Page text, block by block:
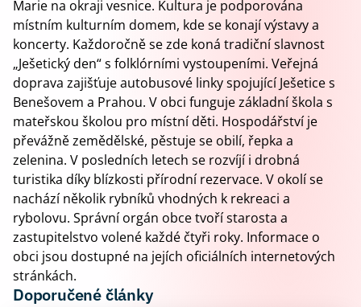
Marie na okraji vesnice. Kultura je podporována
místním kulturním domem, kde se konají výstavy a
koncerty. Každoročně se zde koná tradiční slavnost
„Ješetický den“ s folklórními vystoupeními. Veřejná
doprava zajišťuje autobusové linky spojující Ješetice s
Benešovem a Prahou. V obci funguje základní škola s
mateřskou školou pro místní děti. Hospodářství je
převážně zemědělské, pěstuje se obilí, řepka a
zelenina. V posledních letech se rozvíjí i drobná
turistika díky blízkosti přírodní rezervace. V okolí se
nachází několik rybníků vhodných k rekreaci a
rybolovu. Správní orgán obce tvoří starosta a
zastupitelstvo volené každé čtyři roky. Informace o
obci jsou dostupné na jejích oficiálních internetových
stránkách.
Doporučené články